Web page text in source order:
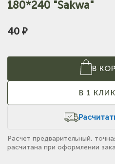
180*240 "Sakwa"
40 ₽
В
В 1 КЛИК
Расчет предварительный,
расчитана при оформлении